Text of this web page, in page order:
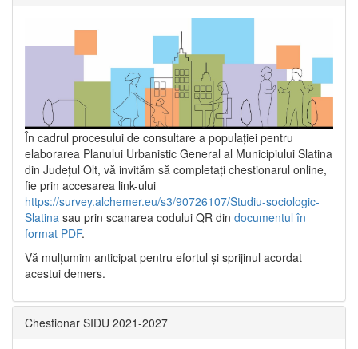
În cadrul procesului de consultare a populaţiei pentru
elaborarea Planului Urbanistic General al Municipiului Slatina
din Județul Olt, vă invităm să completați chestionarul online,
fie prin accesarea link-ului
https://survey.alchemer.eu/s3/90726107/Studiu-sociologic-
Slatina sau prin scanarea codului QR din documentul în
format PDF.
Vă mulţumim anticipat pentru efortul şi sprijinul acordat
acestui demers.
Chestionar SIDU 2021-2027